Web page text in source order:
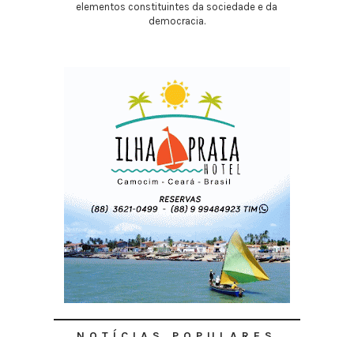
elementos constituintes da sociedade e da
democracia.